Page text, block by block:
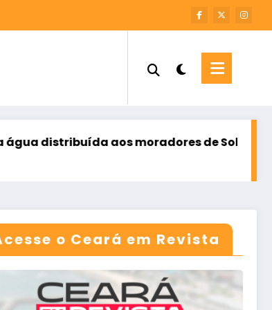
aos moradores de Sobral Charge do J.
o Ceará em Revista